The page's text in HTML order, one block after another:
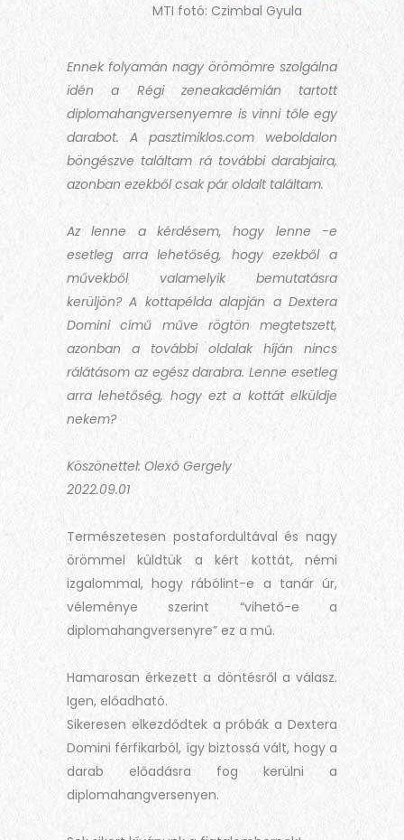
MTI fotó: Czimbal Gyula
Ennek folyamán nagy örömömre szolgálna
idén a Régi zeneakadémián tartott
diplomahangversenyemre is vinni tőle egy
darabot. A pasztimiklos.com weboldalon
böngészve találtam rá további darabjaira,
azonban ezekből csak pár oldalt találtam.
Az lenne a kérdésem, hogy lenne -e
esetleg arra lehetőség, hogy ezekből a
művekből valamelyik bemutatásra
kerüljön? A kottapélda alapján a Dextera
Domini című műve rögtön megtetszett,
azonban a további oldalak híján nincs
rálátásom az egész darabra. Lenne esetleg
arra lehetőség, hogy ezt a kottát elküldje
nekem?
Köszönettel: Olexó Gergely
2022.09.01
Természetesen postafordultával és nagy
örömmel küldtük a kért kottát, némi
izgalommal, hogy rábólint-e a tanár úr,
véleménye szerint “vihető-e a
diplomahangversenyre” ez a mű.
Hamarosan érkezett a döntésről a válasz.
Igen, előadható.
Sikeresen elkezdődtek a próbák a Dextera
Domini férfikarból, így biztossá vált, hogy a
darab előadásra fog kerülni a
diplomahangversenyen.